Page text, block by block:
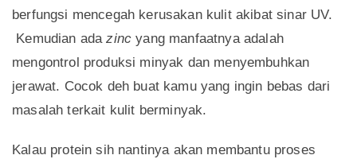
berfungsi mencegah kerusakan kulit akibat sinar UV.
Kemudian adazincyang manfaatnya adalah
mengontrol produksi minyak dan menyembuhkan
jerawat. Cocok deh buat kamu yang ingin bebas dari
masalah terkait kulit berminyak.
Kalau protein sih nantinya akan membantu proses